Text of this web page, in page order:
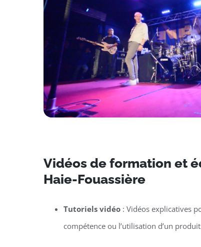
Vidéos de formation et
Haie-Fouassière
Tutoriels vidéo: Vidéos explicatives
compétence ou l’utilisation d’un